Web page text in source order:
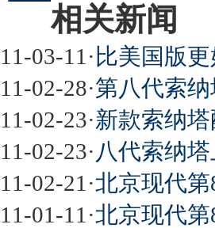
相关新闻
11-03-11 · 比美国版
11-02-28·第八代索
11-02-23·新款索纳
11-02-23· 八代索纳
11-02-21 ·北京现代
11-01-11 ·北京现代